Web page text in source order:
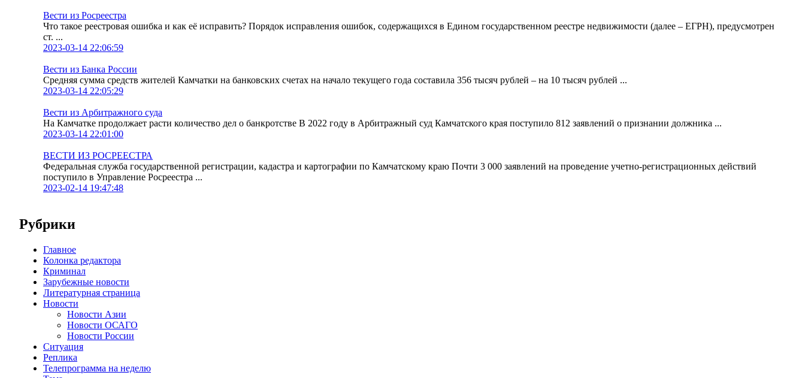
Вести из Росреестра
Что такое реестровая ошибка и как её исправить? Порядок исправления ошибок, содержащихся в Едином государственном реестре недвижимости (далее – ЕГРН), предусмотрен
ст. ...
2023-03-14 22:06:59
Вести из Банка России
Средняя сумма средств жителей Камчатки на банковских счетах на начало текущего года составила 356 тысяч рублей – на 10 тысяч рублей ...
2023-03-14 22:05:29
Вести из Арбитражного суда
На Камчатке продолжает расти количество дел о банкротстве В 2022 году в Арбитражный суд Камчатского края поступило 812 заявлений о признании должника ...
2023-03-14 22:01:00
ВЕСТИ ИЗ РОСРЕЕСТРА
Федеральная служба государственной регистрации, кадастра и картографии по Камчатскому краю Почти 3 000 заявлений на проведение учетно-регистрационных действий
поступило в Управление Росреестра ...
2023-02-14 19:47:48
Рубрики
Главное
Колонка редактора
Криминал
Зарубежные новости
Литературная страница
Новости
Новости Азии
Новости ОСАГО
Новости России
Ситуация
Реплика
Телепрограмма на неделю